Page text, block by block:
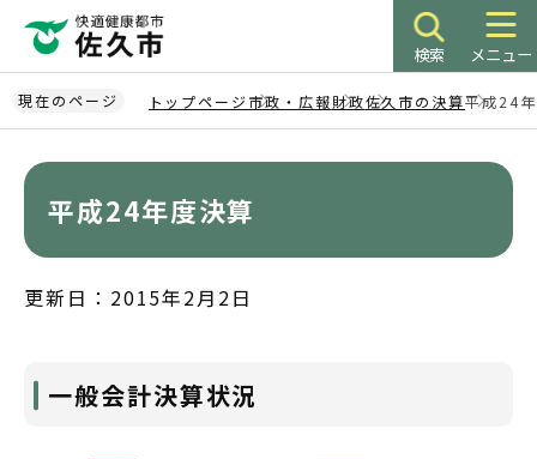
ペ
ー
ジ
検索 メニュー
現在のページ トップページ 市政・広報財政佐久市の決算平成24
平成24年度決算
更新日：2015年2月2日
一般会計決算状況